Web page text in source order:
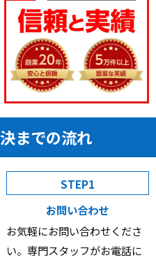
までの流れ
STEP1
お問い合わせ
お気軽にお問い合わせくださ
い。専門スタッフがお電話に